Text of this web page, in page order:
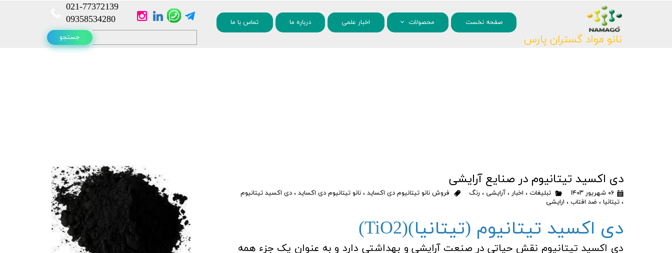
صفحه نخست محصولات اخبار علمی درباره ما تماس با ما
نانو مواد گستران پارس
021-77372139​​​​​​​
​​​​​​​09358534280
جستجو
۰
دی اکسید تیتانیوم در صنایع آرایشی
۰۶ شهریور ۱۴۰۳ تبلیغات، اخبار ، آرایشی ، رنگ فروش نانو تیتانیوم دی اکساید، نانو تیتانیوم دی اکساید، دی اکسید تیتانیوم
، تیتانیا، ضد افتاب، ارایشی
دی اکسید تیتانیوم (تیتانیا)(TiO2)
دی اکسید تیتانیوم نقش حیاتی در صنعت آرایشی و بهداشتی دارد و به عنوان یک جزء همه